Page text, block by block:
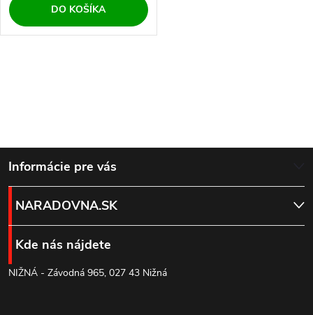
DO KOŠÍKA
á
d
a
c
i
Z
á
p
ä
Informácie pre vás
NARADOVNA.SK
Kde nás nájdete
NIŽNÁ - Závodná 965, 027 43 Nižná